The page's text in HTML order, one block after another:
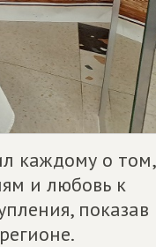
каждому о том,
и любовь к
показав